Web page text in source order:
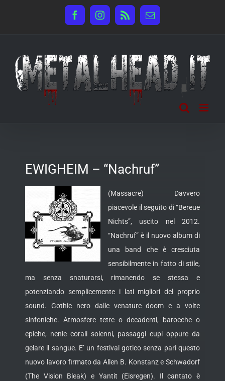
FacebookInstagram
Rss Email
EWIGHEIM – “Nachruf”
(Massacre) Davvero
piacevole il seguito di “Bereue
Nichts”, uscito nel 2012.
“Nachruf” è il nuovo album di
una band che è cresciuta
sensibilmente in fatto di stile,
ma senza snaturarsi, rimanendo se stessa e
potenziando semplicemente i lati migliori del proprio
sound. Gothic nero dalle venature doom e a volte
sinfoniche. Atmosfere tetre o decadenti, barocche o
epiche, nenie corali solenni, passaggi cupi oppure da
gelare il sangue. E’ un festival gotico senza pari questo
nuovo lavoro firmato da Allen B. Konstanz e Schwadorf
(The Vision Bleak) e Yantit (Eisregen). Il cantato è